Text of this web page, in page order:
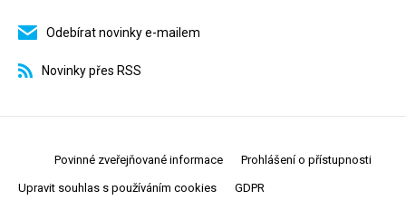
Odebírat novinky e-mailem
Novinky přes RSS
Povinné zveřejňované informace Prohlášení o přístupnosti
Upravit souhlas s používáním cookies GDPR